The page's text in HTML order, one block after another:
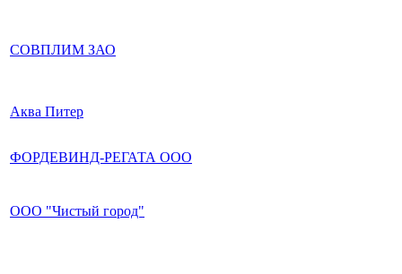
СОВПЛИМ ЗАО
Аква Питер
ФОРДЕВИНД-РЕГАТА ООО
ООО "Чистый город"